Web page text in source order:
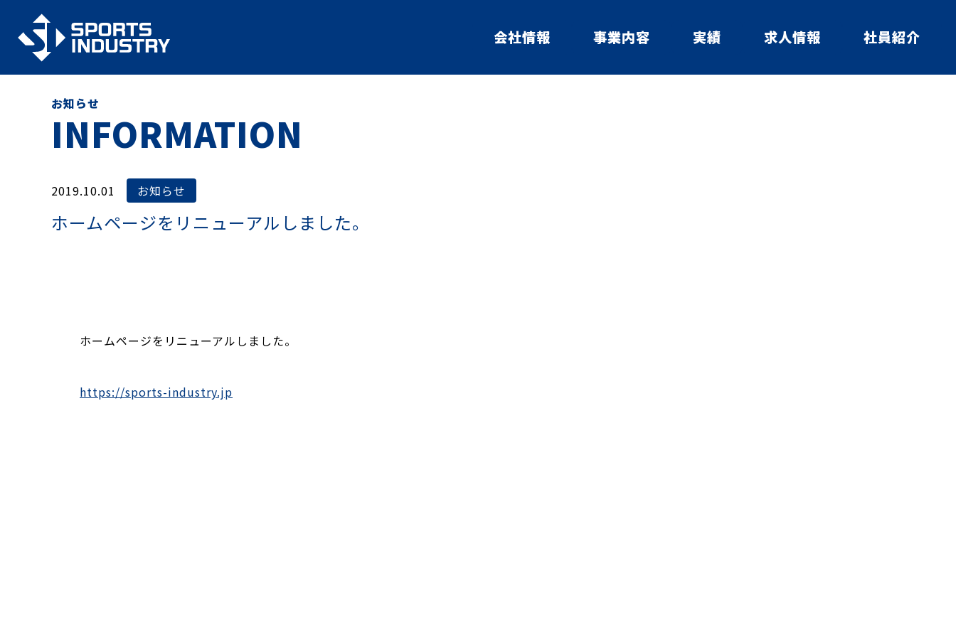
会社情報 事業内容 実績 求人情報 社員紹介
お知らせ
INFORMATION
2019.10.01 お知らせ
ホームページをリニューアルしました。
ホームページをリニューアルしました。
https://sports-industry.jp